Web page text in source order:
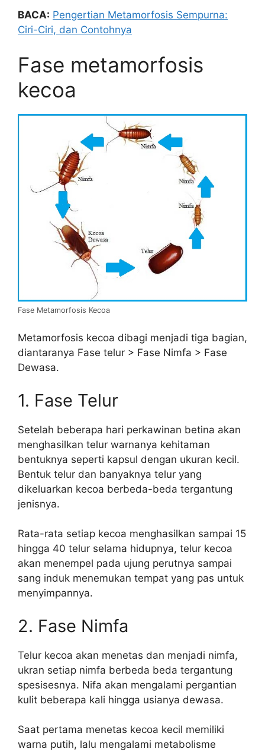
BACA: Pengertian Metamorfosis Sempurna:
Ciri-Ciri, dan Contohnya
Fase metamorfosis
kecoa
Fase Metamorfosis Kecoa
Metamorfosis kecoa dibagi menjadi tiga bagian,
diantaranya Fase telur > Fase Nimfa > Fase
Dewasa.
1. Fase Telur
Setelah beberapa hari perkawinan betina akan
menghasilkan telur warnanya kehitaman
bentuknya seperti kapsul dengan ukuran kecil.
Bentuk telur dan banyaknya telur yang
dikeluarkan kecoa berbeda-beda tergantung
jenisnya.
Rata-rata setiap kecoa menghasilkan sampai 15
hingga 40 telur selama hidupnya, telur kecoa
akan menempel pada ujung perutnya sampai
sang induk menemukan tempat yang pas untuk
menyimpannya.
2. Fase Nimfa
Telur kecoa akan menetas dan menjadi nimfa,
ukran setiap nimfa berbeda beda tergantung
spesisesnya. Nifa akan mengalami pergantian
kulit beberapa kali hingga usianya dewasa.
Saat pertama menetas kecoa kecil memiliki
warna putih, lalu mengalami metabolisme